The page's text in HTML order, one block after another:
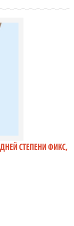
СТЕПЕНИ ФИКС,